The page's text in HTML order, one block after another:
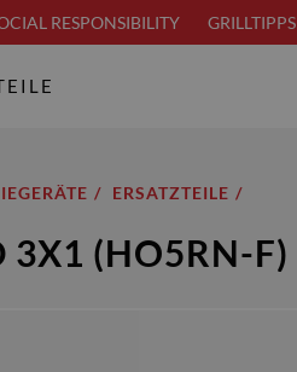
RESPONSIBILITY GRILLTIPPS
ERSATZTEILE
3X1 (HO5RN-F)